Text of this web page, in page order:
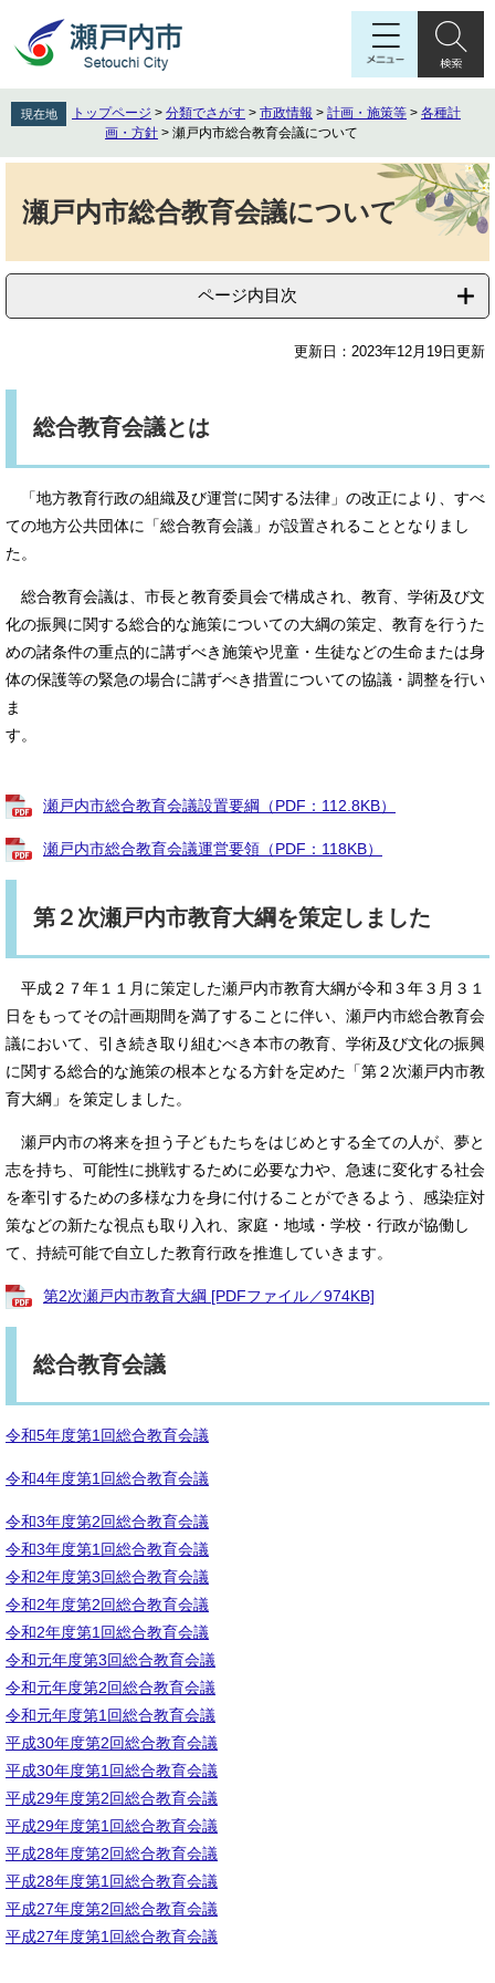
先
頭
を
飛
へ
現在地 トップページ > 分類でさがす > 市政情報 > 計画・施策等 > 各種計
画・方針 > 瀬戸内市総合教育会議について
瀬戸内市総合教育会議について
ページ内目次
更新日：2023年12月19日更新
総合教育会議とは
「地方教育行政の組織及び運営に関する法律」の改正により、すべ
ての地方公共団体に「総合教育会議」が設置されることとなりまし
た。
総合教育会議は、市長と教育委員会で構成され、教育、学術及び文
化の振興に関する総合的な施策についての大綱の策定、教育を行うた
めの諸条件の重点的に講ずべき施策や児童・生徒などの生命または身
体の保護等の緊急の場合に講ずべき措置についての協議・調整を行い
ま
す。
瀬戸内市総合教育会議設置要綱（PDF：112.8KB）
瀬戸内市総合教育会議運営要領（PDF：118KB）
第２次瀬戸内市教育大綱を策定しました
平成２７年１１月に策定した瀬戸内市教育大綱が令和３年３月３１
日をもってその計画期間を満了することに伴い、瀬戸内市総合教育会
議において、引き続き取り組むべき本市の教育、学術及び文化の振興
に関する総合的な施策の根本となる方針を定めた「第２次瀬戸内市教
育大綱」を策定しました。
瀬戸内市の将来を担う子どもたちをはじめとする全ての人が、夢と
志を持ち、可能性に挑戦するために必要な力や、急速に変化する社会
を牽引するための多様な力を身に付けることができるよう、感染症対
策などの新たな視点も取り入れ、家庭・地域・学校・行政が協働し
て、持続可能で自立した教育行政を推進していきます。
第2次瀬戸内市教育大綱 [PDFファイル／974KB]
総合教育会議
令和5年度第1回総合教育会議
令和4年度第1回総合教育会議
令和3年度第2回総合教育会議
令和3年度第1回総合教育会議
令和2年度第3回総合教育会議
令和2年度第2回総合教育会議
令和2年度第1回総合教育会議
令和元年度第3回総合教育会議
令和元年度第2回総合教育会議
令和元年度第1回総合教育会議
平成30年度第2回総合教育会議
平成30年度第1回総合教育会議
平成29年度第2回総合教育会議
平成29年度第1回総合教育会議
平成28年度第2回総合教育会議
平成28年度第1回総合教育会議
平成27年度第2回総合教育会議
平成27年度第1回総合教育会議